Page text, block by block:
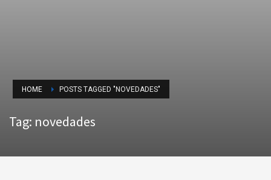
HOME POSTS TAGGED "NOVEDADES"
Tag: novedades